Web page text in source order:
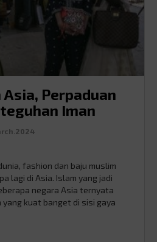
Perpaduan
Iman
fashion dan baju muslim
lagi di Asia. Islam yang jadi
negara Asia ternyata
yang kuat banget di sisi gaya